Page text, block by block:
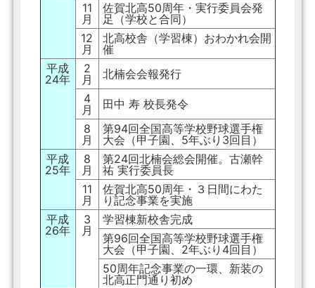
11
月
佐賀北高50周年・実行委員会発
足（学校と合同）
12
月
北高校舎（学習棟）おわかれ会開
催
平成
24年
2
月
北楠会会報発行
4
月
田中 寿 校長発令
8
月
第94回全国高等学校野球選手権
大会（甲子園、5年ぶり3回目）
平成
25年
8
月
第24回北楠会総会開催。古瀬幹
祐 実行委員長
11
月
佐賀北高50周年・３日間にわた
り記念事業を実施
平成
26年
3
月
学習棟新校舎完成
第96回全国高等学校野球選手権
大会（甲子園、2年ぶり4回目）
50周年記念事業の一環、新装の
北高正門通り初め